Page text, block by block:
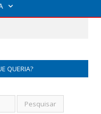
QUERIA?